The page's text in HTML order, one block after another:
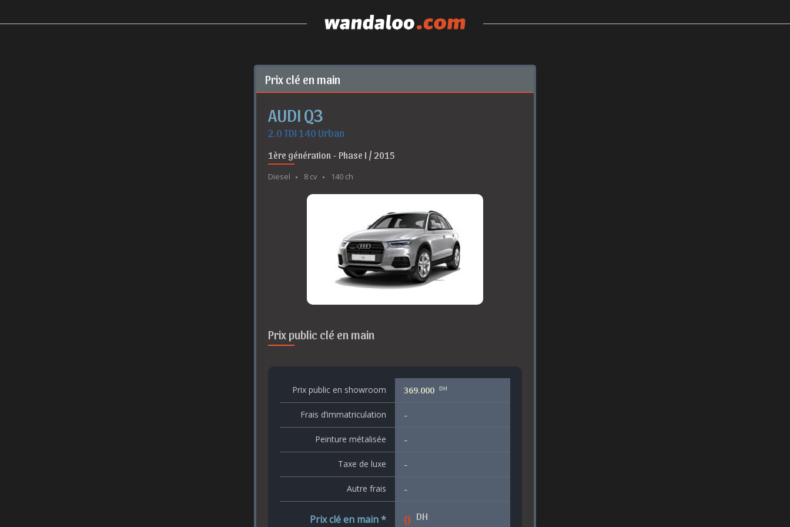
Prix clé en main
AUDI Q3
2.0 TDI 140 Urban
1ère génération - Phase I / 2015
Diesel 8 cv 140 ch
Prix public clé en main
Prix public en showroom 369.000 DH
Frais d’immatriculation -
Peinture métalisée -
Taxe de luxe -
Autre frais -
Prix clé en main * 0 DH